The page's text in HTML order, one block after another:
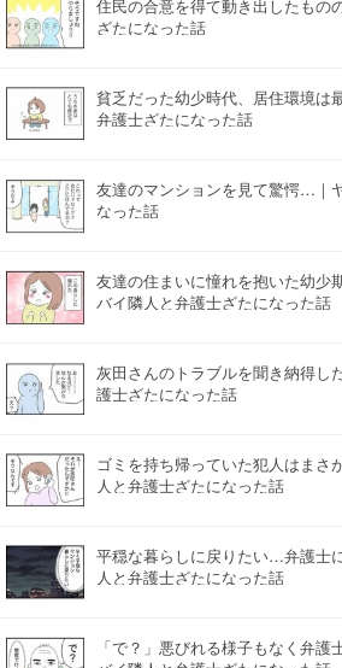
住民の合意を得て動き出したも
ざたになった話
貧乏だった幼少時代、居住環境は
弁護士ざたになった話
友達のマンションを見て驚愕…｜
なった話
友達の住まいに憧れを抱いた幼
バイ隣人と弁護士ざたになった話
灰田さんのトラブルを聞き納得し
護士ざたになった話
ゴミを持ち帰っていた犯人はま
人と弁護士ざたになった話
平穏な暮らしに戻りたい…弁護士
人と弁護士ざたになった話
「で？」悪びれる様子もなく弁